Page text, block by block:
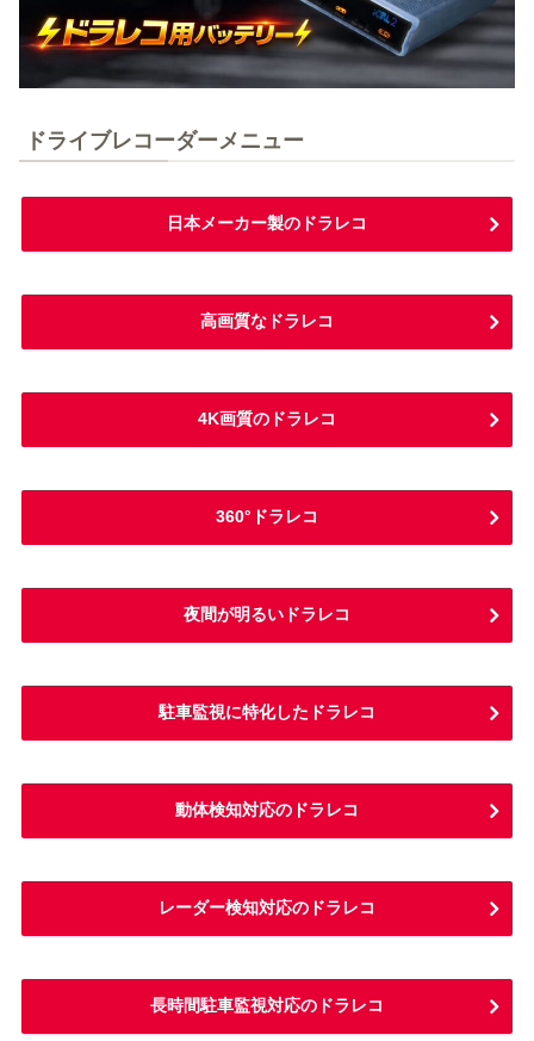
ドライブレコーダーメニュー
日本メーカー製のドラレコ
高画質なドラレコ
4K画質のドラレコ
360°ドラレコ
夜間が明るいドラレコ
駐車監視に特化したドラレコ
動体検知対応のドラレコ
レーダー検知対応のドラレコ
長時間駐車監視対応のドラレコ